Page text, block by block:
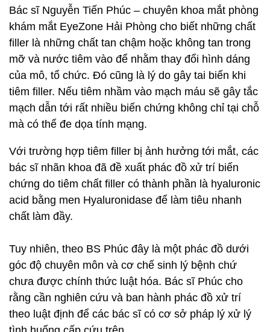
Bác sĩ Nguyễn Tiến Phúc – chuyên khoa mắt phòng
khám mắt EyeZone Hải Phòng cho biết những chất
filler là những chất tan chậm hoặc không tan trong
mỡ và nước tiêm vào để nhằm thay đổi hình dáng
của mô, tổ chức. Đó cũng là lý do gây tai biến khi
tiêm filler. Nếu tiêm nhầm vào mạch máu sẽ gây tắc
mạch dẫn tới rất nhiều biến chứng không chỉ tại chỗ
mà có thể đe dọa tính mạng.
Với trường hợp tiêm filler bị ảnh hưởng tới mắt, các
bác sĩ nhãn khoa đã đề xuất phác đồ xử trí biến
chứng do tiêm chất filler có thành phần là hyaluronic
acid bằng men Hyaluronidase để làm tiêu nhanh
chất làm đầy.
Tuy nhiên, theo BS Phúc đây là một phác đồ dưới
góc độ chuyên môn và cơ chế sinh lý bệnh chứ
chưa được chính thức luật hóa. Bác sĩ Phúc cho
rằng cần nghiên cứu và ban hành phác đồ xử trí
theo luật định để các bác sĩ có cơ sở pháp lý xử lý